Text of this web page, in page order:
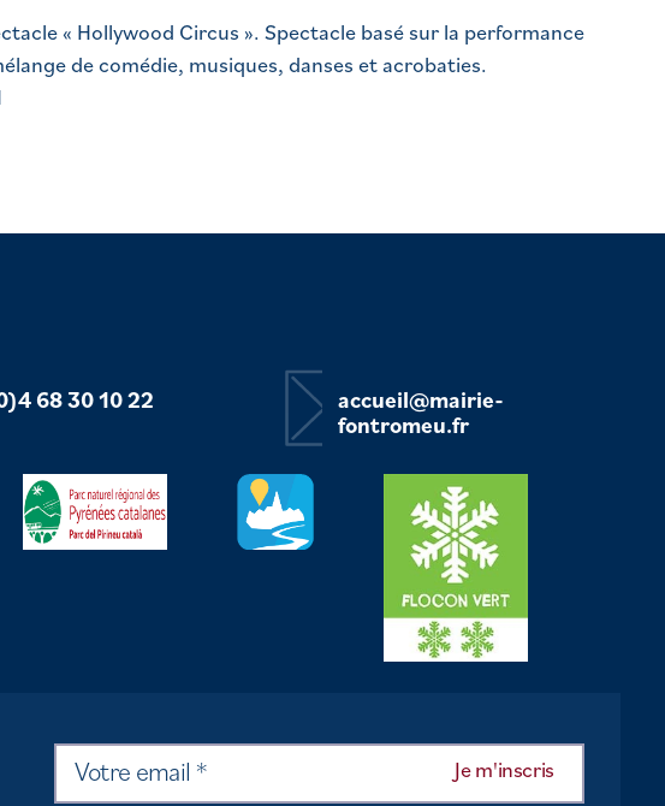
« Hollywood Circus ». Spectacle basé sur la performance
de comédie, musiques, danses et acrobaties.
68 30 10 22
accueil@mairie-
fontromeu.fr